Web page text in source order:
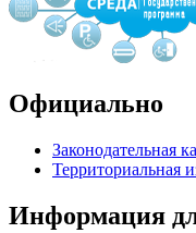
Официально
Законодательная
Территориальная
Информация